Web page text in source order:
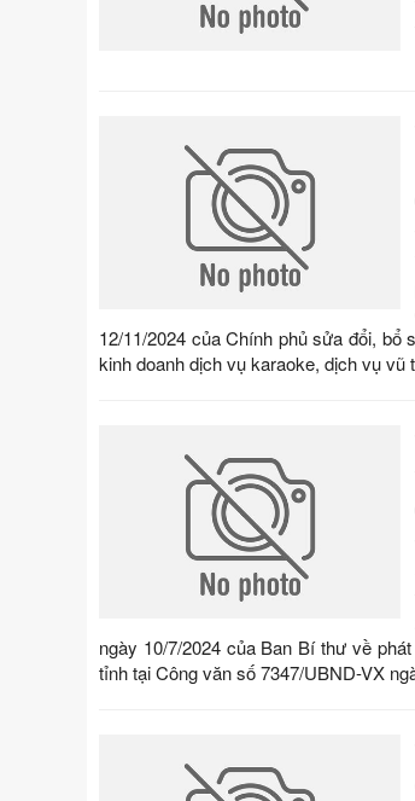
12/11/2024 của Chính phủ sửa đổi,
kinh doanh dịch vụ karaoke, dịch vụ vũ
ngày 10/7/2024 của Ban Bí thư về
tỉnh tại Công văn số 7347/UBND-VX